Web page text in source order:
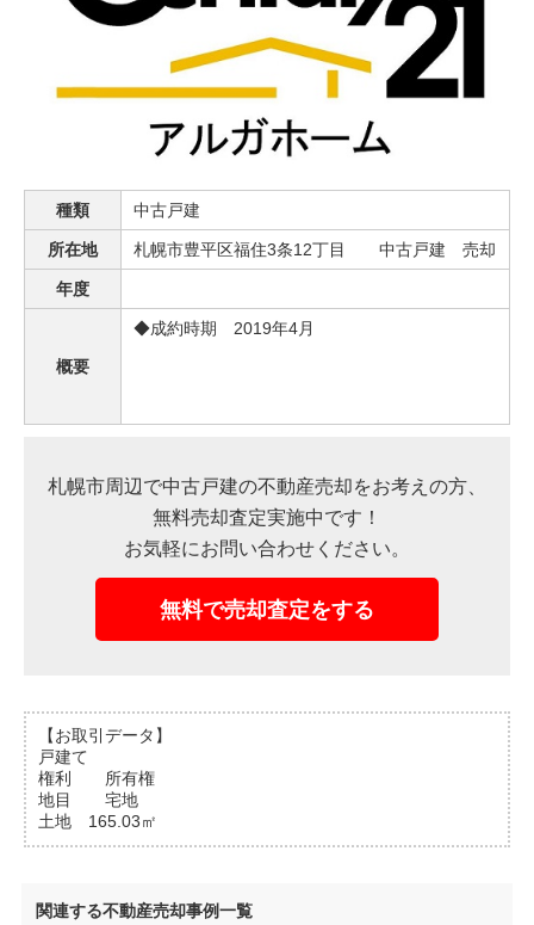
売りたい 売りたい
住み続けたい
スタッフ紹介
来店予約
種類 中古戸建
所在地 札幌市豊平区福住3条12丁目 中古戸建 売却
年度
概要
◆成約時期 2019年4月
札幌市周辺で中古戸建の不動産売却をお考えの方、
無料売却査定実施中です！
お気軽にお問い合わせください。
無料で売却査定をする
【お取引データ】
戸建て
権利 所有権
地目 宅地
土地 165.03㎡
関連する不動産売却事例一覧